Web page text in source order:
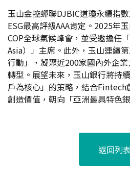
玉山金控蟬聯DJBIC道瓊永續指
ESG最高評級AAA肯定。2025年
COP全球氣候峰會，並受邀擔任
Asia）」主席。此外，玉山連續
行動」，凝聚近200家國內外企
轉型。展望未來，玉山銀行將持
戶為核心」的策略，結合Fintech
創造價值，朝向「亞洲最具特色
返回列表